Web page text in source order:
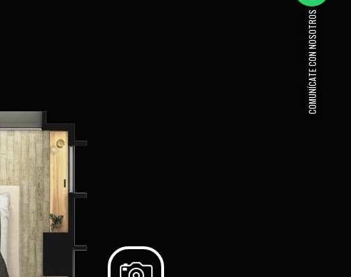
COMUNÍCATE CON NOSOTROS